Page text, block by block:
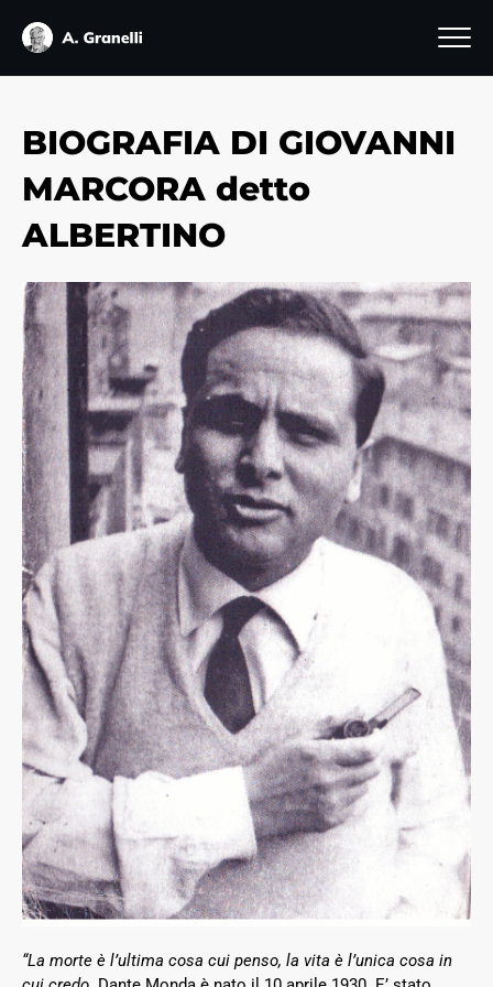
BIOGRAFIA DI GIOVANNI
MARCORA detto
ALBERTINO
“La morte è l’ultima cosa cui penso, la vita è l’unica cosa in